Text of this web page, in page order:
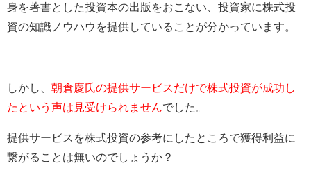
身を著書とした投資本の出版をおこない、投資家に株式投
資の知識ノウハウを提供していることが分かっています。
しかし、 朝倉慶氏の提供サービスだけで株式投資が成功し
たという声は見受けられません でした。
提供サービスを株式投資の参考にしたところで獲得利益に
繋がることは無いのでしょうか？